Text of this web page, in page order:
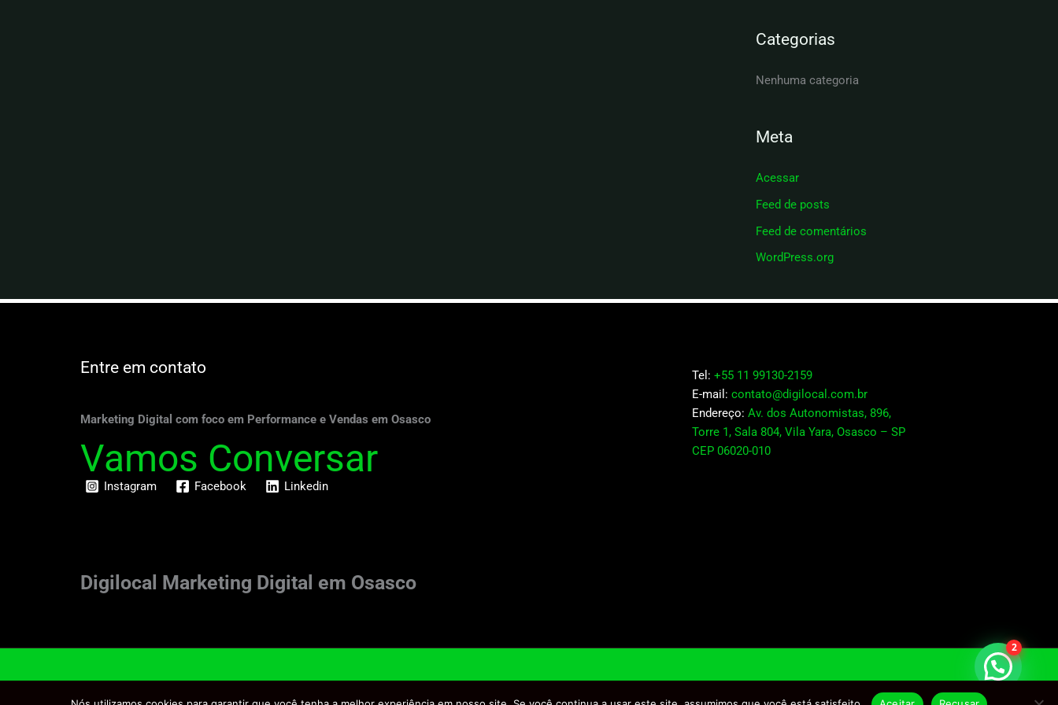
p
:
Categorias
Nenhuma categoria
Meta
Acessar
Feed de posts
Feed de comentários
WordPress.org
Entre em contato
Marketing Digital com foco em Performance e Vendas em Osasco
Vamos Conversar
Instagram Facebook Linkedin
Digilocal Marketing Digital em Osasco
Tel: +55 11 99130-2159
E-mail: contato@digilocal.com.br
Endereço: Av. dos Autonomistas, 896,
Torre 1, Sala 804, Vila Yara, Osasco – SP
CEP 06020-010
2